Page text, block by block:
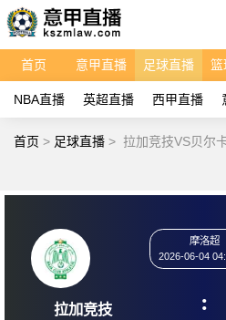
首页 意甲直播 足球直播 篮
NBA直播 英超直播 西甲直播
首页 > 足球直播 > 拉加竞技VS贝尔